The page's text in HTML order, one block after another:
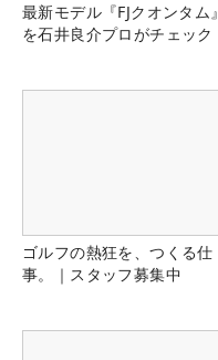
最新モデル『FJクオンタム』
を石井良介プロがチェック
ゴルフの熱狂を、つくる仕
事。｜スタッフ募集中